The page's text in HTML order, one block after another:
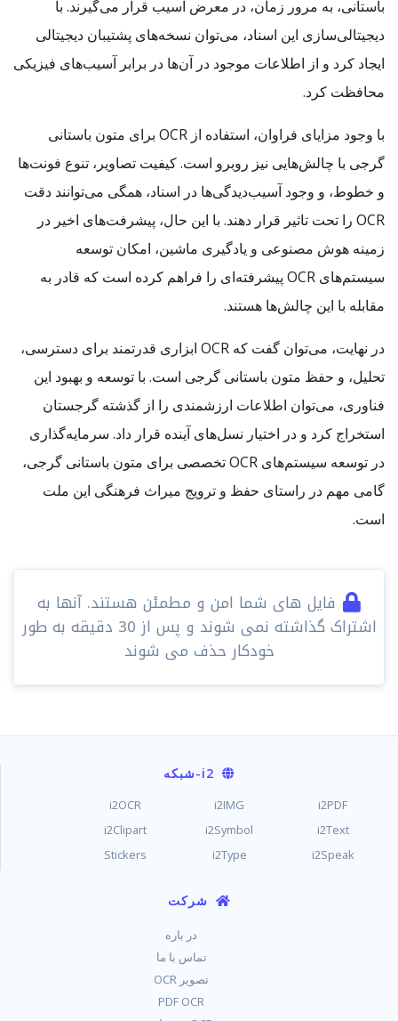
باستانی، به مرور زمان، در معرض آسیب قرار می‌گیرند. با
دیجیتالی‌سازی این اسناد، می‌توان نسخه‌های پشتیبان دیجیتالی
ایجاد کرد و از اطلاعات موجود در آن‌ها در برابر آسیب‌های فیزیکی
محافظت کرد.
با وجود مزایای فراوان، استفاده از OCR برای متون باستانی
گرجی با چالش‌هایی نیز روبرو است. کیفیت تصاویر، تنوع فونت‌ها
و خطوط، و وجود آسیب‌دیدگی‌ها در اسناد، همگی می‌توانند دقت
OCR را تحت تاثیر قرار دهند. با این حال، پیشرفت‌های اخیر در
زمینه هوش مصنوعی و یادگیری ماشین، امکان توسعه
سیستم‌های OCR پیشرفته‌ای را فراهم کرده است که قادر به
مقابله با این چالش‌ها هستند.
در نهایت، می‌توان گفت که OCR ابزاری قدرتمند برای دسترسی،
تحلیل، و حفظ متون باستانی گرجی است. با توسعه و بهبود این
فناوری، می‌توان اطلاعات ارزشمندی را از گذشته گرجستان
استخراج کرد و در اختیار نسل‌های آینده قرار داد. سرمایه‌گذاری
در توسعه سیستم‌های OCR تخصصی برای متون باستانی گرجی،
گامی مهم در راستای حفظ و ترویج میراث فرهنگی این ملت
است.
فایل های شما امن و مطمئن هستند. آنها به
اشتراک گذاشته نمی شوند و پس از 30 دقیقه به طور
خودکار حذف می شوند
i2-شبکه
i2PDF
i2IMG
i2OCR
i2Text
i2Symbol
i2Clipart
i2Speak
i2Type
Stickers
شرکت
در باره
تماس با ما
تصویر OCR
PDF OCR